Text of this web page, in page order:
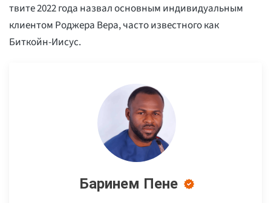
твите 2022 года назвал основным индивидуальным
клиентом Роджера Вера, часто известного как
Биткойн-Иисус.
Баринем Пене